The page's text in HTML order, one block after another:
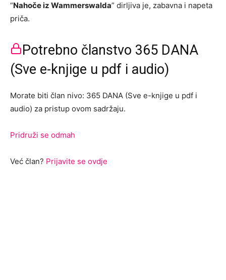
“Nahoče iz Wammerswalda” dirljiva je, zabavna i napeta
priča.
Potrebno članstvo 365 DANA
(Sve e-knjige u pdf i audio)
Morate biti član nivo: 365 DANA (Sve e-knjige u pdf i
audio) za pristup ovom sadržaju.
Pridruži se odmah
Već član? Prijavite se ovdje